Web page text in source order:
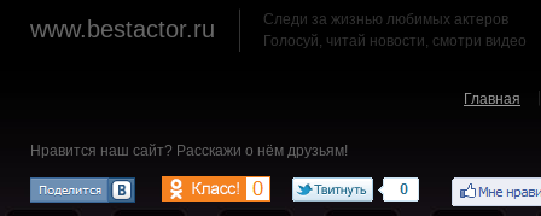
www.bestactor.ru
Следи за жизнью любимых актеров
Голосуй, читай новости, смотри видео
Главная
Нравится наш сайт? Расскажи о нём друзьям!